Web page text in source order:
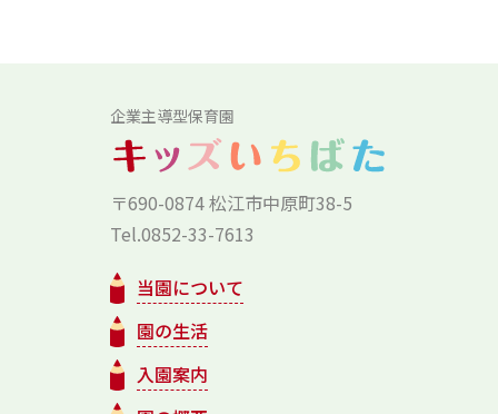
企業主導型保育園
〒690-0874 松江市中原町38-5
Tel.0852-33-7613
当園について
園の生活
入園案内